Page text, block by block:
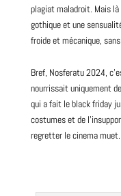
plagiat maladroit. Mais
gothiqueet une
froide et mécanique,
Bref, Nosferatu 2024,
nourrissait uniquement
qui a fait leblackfriday
costumes et de
regretter le cinema